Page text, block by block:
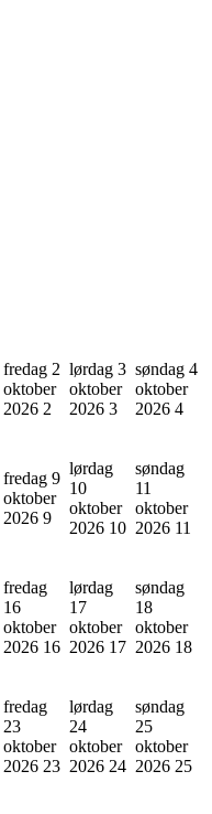
fredag 2
oktober
2026 2
lørdag 3
oktober
2026 3
søndag 4
oktober
2026 4
fredag 9
oktober
2026 9
lørdag
10
oktober
2026 10
søndag
11
oktober
2026 11
fredag
16
oktober
2026 16
lørdag
17
oktober
2026 17
søndag
18
oktober
2026 18
fredag
23
oktober
2026 23
lørdag
24
oktober
2026 24
søndag
25
oktober
2026 25